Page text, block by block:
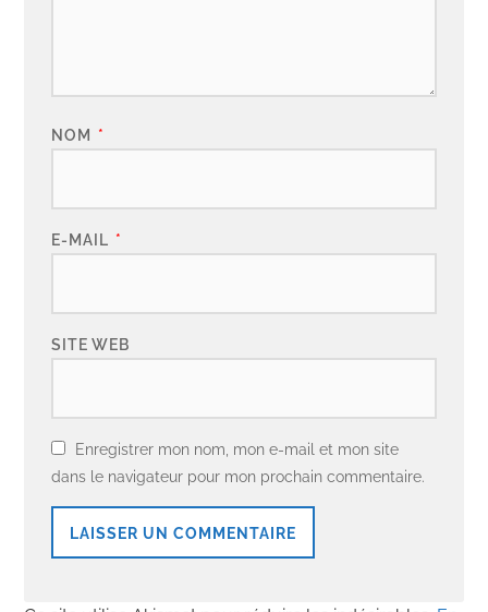
NOM *
E-MAIL *
SITE WEB
Enregistrer mon nom, mon e-mail et mon site
dans le navigateur pour mon prochain commentaire.